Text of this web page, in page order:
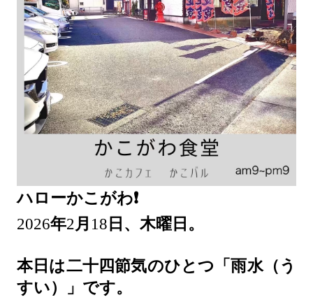
ハローかこがわ❗️
2026年2 月 18 日、木曜日。
本日は二十四節気のひとつ「雨水（う
すい）」です。